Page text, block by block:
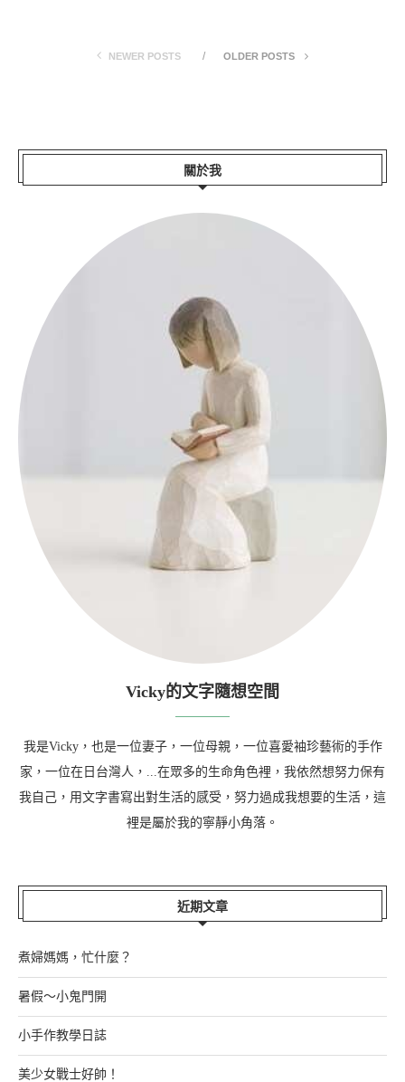
NEWER POSTS OLDER POSTS
關於我
Vicky的文字隨想空間
我是Vicky，也是一位妻子，一位母親，一位喜愛袖珍藝術的手作
家，一位在日台灣人，...在眾多的生命角色裡，我依然想努力保有
我自己，用文字書寫出對生活的感受，努力過成我想要的生活，這
裡是屬於我的寧靜小角落。
近期文章
煮婦媽媽，忙什麼？
暑假～小鬼門開
小手作教學日誌
美少女戰士好帥！